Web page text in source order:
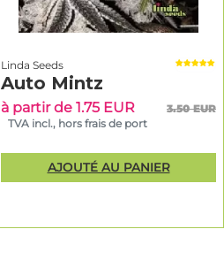
Linda Seeds
Auto Mintz
à partir de 1.75 EUR
3.50 EUR
TVA incl., hors frais de port
AJOUTÉ AU PANIER